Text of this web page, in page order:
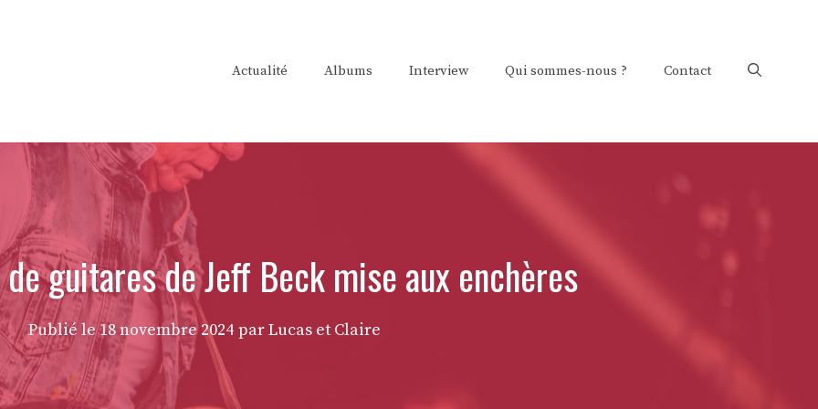
Actualité Albums Interview Qui sommes-nous ? Contact
guitares de Jeff Beck mise aux enchères
Publié le18 novembre 2024 par Lucas et Claire